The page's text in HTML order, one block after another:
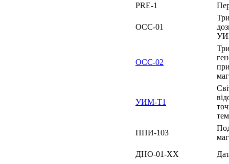
PRЕ-1
ОСС-01
ОСС-02
УИМ-Т1
ППИ-103
ДНО-01-ХХ